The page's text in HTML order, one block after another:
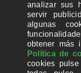
analizar sus
servir
algunas
obtener más
Política de
cookies